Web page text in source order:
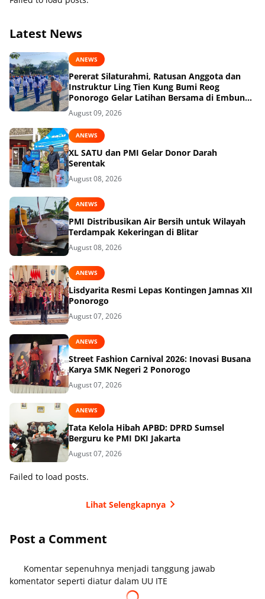
Latest News
ANEWS
Pererat Silaturahmi, Ratusan Anggota dan
Instruktur Ling Tien Kung Bumi Reog
Ponorogo Gelar Latihan Bersama di Embung
Pakel
August 09, 2026
ANEWS
XL SATU dan PMI Gelar Donor Darah
Serentak
August 08, 2026
ANEWS
PMI Distribusikan Air Bersih untuk Wilayah
Terdampak Kekeringan di Blitar
August 08, 2026
ANEWS
Lisdyarita Resmi Lepas Kontingen Jamnas XII
Ponorogo
August 07, 2026
ANEWS
Street Fashion Carnival 2026: Inovasi Busana
Karya SMK Negeri 2 Ponorogo
August 07, 2026
ANEWS
Tata Kelola Hibah APBD: DPRD Sumsel
Berguru ke PMI DKI Jakarta
August 07, 2026
Failed to load posts.
Lihat Selengkapnya
Post a Comment
Komentar sepenuhnya menjadi tanggung jawab
komentator seperti diatur dalam UU ITE